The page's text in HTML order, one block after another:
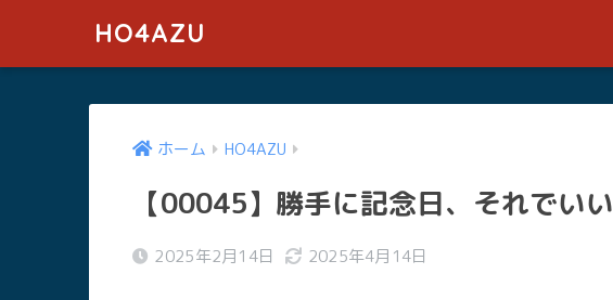
HO4AZU
ホーム HO4AZU
【00045】勝手に記念日、それでいい
2025年2月14日 2025年4月14日